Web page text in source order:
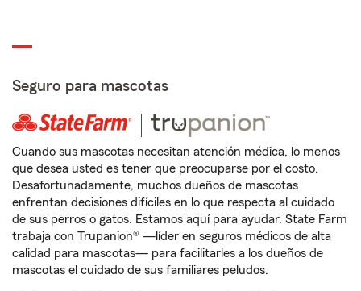
Seguro para mascotas
Cuando sus mascotas necesitan atención médica, lo menos
que desea usted es tener que preocuparse por el costo.
Desafortunadamente, muchos dueños de mascotas
enfrentan decisiones difíciles en lo que respecta al cuidado
de sus perros o gatos. Estamos aquí para ayudar. State Farm
trabaja con Trupanion® —líder en seguros médicos de alta
calidad para mascotas— para facilitarles a los dueños de
mascotas el cuidado de sus familiares peludos.